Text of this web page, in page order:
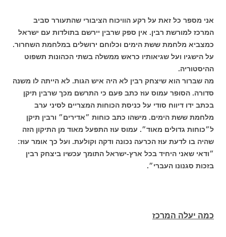
אני מספר כל זאת על רקע הוויכוח הציבורי שהתעורר סביב
המרכז למורשת רבין. אין ספק שרבין יירשם בתולדות עם ישראל
כמצביא מלחמת ששת הימים וכלוחם ירושלים במלחמת השחרור.
על הישגיו ועל שגיאותיו כראש ממשלה בשתי הכהונות תשפוט
ההיסטוריה.
מה שברור הוא שיצחק רבין לא היה איש הגות. לא הייתה לו משנה
סדורה. הסופר עמוס עוז כתב פעם כי התרשם מכך שרבין תיקן
בכתב ידו דיווח סודי על כניסת הכוחות המצריים לסיני ערב
מלחמת ששת הימים. מישהו כתב כוחות ״אדירים״ ורבין תיקן
ל״כוחות גדולים מאוד״. עמוס עוז התפעל מאוד מן התיקון הזה
שהיה בו לדעת עוז הכרעה נכונה ודקה וקולעת. ועל כך אומר עוז:
״ודאי שאני היחיד בכל ארץ-ישראל התומך עכשיו ביצחק רבין
בזכות סגנונו העברי״.
כמה יעלה המרכז